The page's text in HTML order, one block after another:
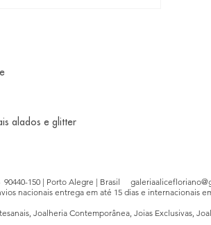
alados e glitter
150 | Porto Alegre | Brasil
nacionais entrega em até 15 dias e internacionais
Joalheria Contemporânea, Joias Exclusivas,